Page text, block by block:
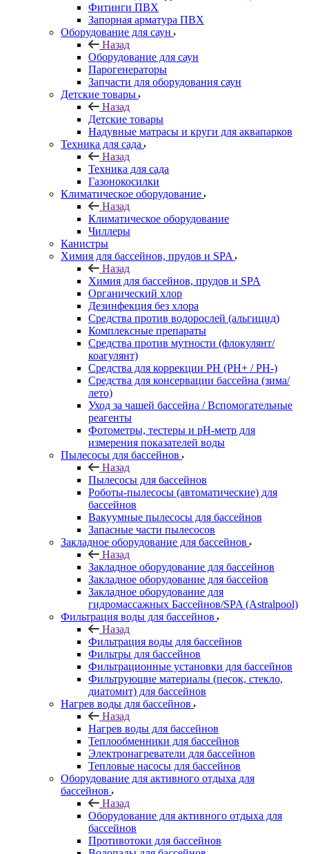
Фитинги ПВХ
Запорная арматура ПВХ
Оборудование для саун
Назад
Оборудование для саун
Парогенераторы
Запчасти для оборудования саун
Детские товары
Назад
Детские товары
Надувные матрасы и круги для аквапарков
Техника для сада
Назад
Техника для сада
Газонокосилки
Климатическое оборудование
Назад
Климатическое оборудование
Чиллеры
Канистры
Химия для бассейнов, прудов и SPA
Назад
Химия для бассейнов, прудов и SPA
Органический хлор
Дезинфекция без хлора
Средства против водорослей (альгицид)
Комплексные препараты
Средства против мутности (флокулянт/
коагулянт)
Средства для коррекции PH (PH+ / PH-)
Средства для консервации бассейна (зима/
лето)
Уход за чашей бассейна / Вспомогательные
реагенты
Фотометры, тестеры и рН-метр для
измерения показателей воды
Пылесосы для бассейнов
Назад
Пылесосы для бассейнов
Роботы-пылесосы (автоматические) для
бассейнов
Вакуумные пылесосы для бассейнов
Запасные части пылесосов
Закладное оборудование для бассейнов
Назад
Закладное оборудование для бассейнов
Закладное оборудование для бассейов
Закладное оборудование для
гидромассажных Бассейнов/SPA (Astralpool)
Фильтрация воды для бассейнов
Назад
Фильтрация воды для бассейнов
Фильтры для бассейнов
Фильтрационные установки для бассейнов
Фильтрующие материалы (песок, стекло,
диатомит) для бассейнов
Нагрев воды для бассейнов
Назад
Нагрев воды для бассейнов
Теплообменники для бассейнов
Электронагреватели для бассейнов
Тепловые насосы для бассейнов
Оборудование для активного отдыха для
бассейнов
Назад
Оборудование для активного отдыха для
бассейнов
Противотоки для бассейнов